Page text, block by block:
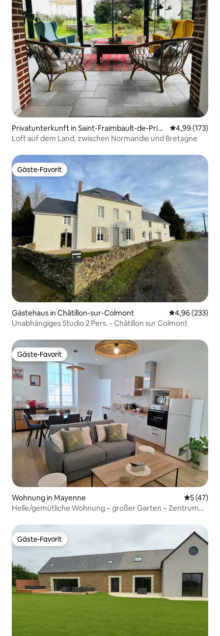
Privatunterkunft in Saint-Fraimbault-de-Prièr
es
4,99 (173)
Loft auf dem Land, zwischen Normandie und Bretagne
Gäste-Favorit
Gäste-Favorit
Gästehaus in Châtillon-sur-Colmont
4,96 (233)
Unabhängiges Studio 2 Pers. - Châtillon sur Colmont
Gäste-Favorit
Gäste-Favorit
Wohnung in Mayenne
5 (47)
Helle/gemütliche Wohnung – großer Garten – Zentrum
Gäste-Favorit
Gäste-Favorit